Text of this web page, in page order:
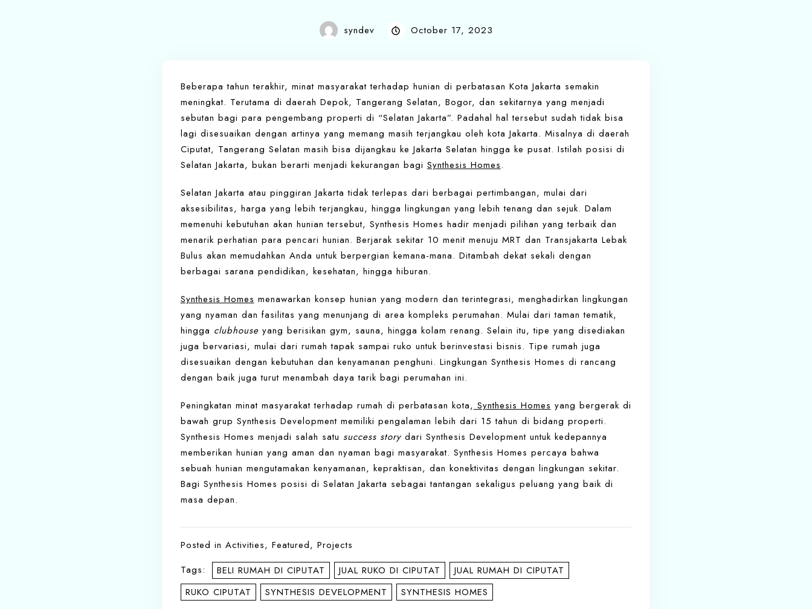
syndev October 17, 2023
Beberapa tahun terakhir, minat masyarakat terhadap hunian di perbatasan Kota Jakarta semakin
meningkat. Terutama di daerah Depok, Tangerang Selatan, Bogor, dan sekitarnya yang menjadi
sebutan bagi para pengembang properti di “Selatan Jakarta”. Padahal hal tersebut sudah tidak bisa
lagi disesuaikan dengan artinya yang memang masih terjangkau oleh kota Jakarta. Misalnya di daerah
Ciputat, Tangerang Selatan masih bisa dijangkau ke Jakarta Selatan hingga ke pusat. Istilah posisi di
Selatan Jakarta, bukan berarti menjadi kekurangan bagiSynthesis Homes.
Selatan Jakarta atau pinggiran Jakarta tidak terlepas dari berbagai pertimbangan, mulai dari
aksesibilitas, harga yang lebih terjangkau, hingga lingkungan yang lebih tenang dan sejuk. Dalam
memenuhi kebutuhan akan hunian tersebut, Synthesis Homes hadir menjadi pilihan yang terbaik dan
menarik perhatian para pencari hunian. Berjarak sekitar 10 menit menuju MRT dan Transjakarta Lebak
Bulus akan memudahkan Anda untuk berpergian kemana-mana. Ditambah dekat sekali dengan
berbagai sarana pendidikan, kesehatan, hingga hiburan.
Synthesis Homesmenawarkan konsep hunian yang modern dan terintegrasi, menghadirkan lingkungan
yang nyaman dan fasilitas yang menunjang di area kompleks perumahan. Mulai dari taman tematik,
hingga clubhouseyang berisikan gym, sauna, hingga kolam renang. Selain itu, tipe yang disediakan
juga bervariasi, mulai dari rumah tapak sampai ruko untuk berinvestasi bisnis. Tipe rumah juga
disesuaikan dengan kebutuhan dan kenyamanan penghuni. Lingkungan Synthesis Homes di rancang
dengan baik juga turut menambah daya tarik bagi perumahan ini.
Peningkatan minat masyarakat terhadap rumah di perbatasan kota,Synthesis Homesyang bergerak di
bawah grup Synthesis Development memiliki pengalaman lebih dari 15 tahun di bidang properti.
Synthesis Homes menjadi salah satu success storydari Synthesis Development untuk kedepannya
memberikan hunian yang aman dan nyaman bagi masyarakat. Synthesis Homes percaya bahwa
sebuah hunian mengutamakan kenyamanan, kepraktisan, dan konektivitas dengan lingkungan sekitar.
Bagi Synthesis Homes posisi di Selatan Jakarta sebagai tantangan sekaligus peluang yang baik di
masa depan.
Posted in Activities, Featured, Projects
Tags:
BELI RUMAH DI CIPUTAT JUAL RUKO DI CIPUTAT
JUAL RUMAH DI CIPUTAT
RUKO CIPUTAT
SYNTHESIS DEVELOPMENT SYNTHESIS HOMES